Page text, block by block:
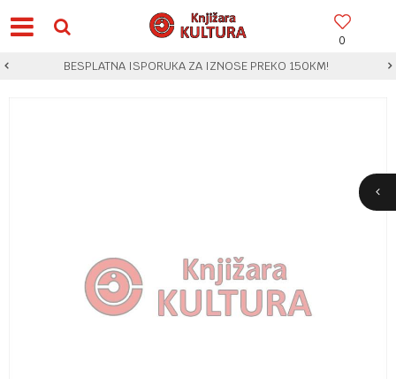
0
BESPLATNA ISPORUKA ZA IZNOSE PREKO 150KM!